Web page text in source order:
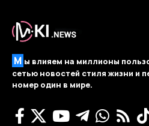
М ы влияем на миллионы
сетью новостей стиля жизни и
номер один в мире.